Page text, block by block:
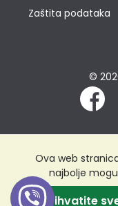
Zaštita podataka
©
Ova web
najbolje
Prihvatite